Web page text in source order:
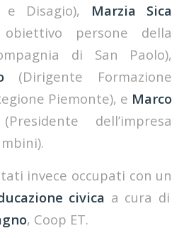
e Disagio), Marzia Sica
obiettivo persone della
di San Paolo),
(Dirigente Formazione
Piemonte), e Marco
(Presidente dell’impresa
invece occupati con un
civica a cura di
, Coop ET.